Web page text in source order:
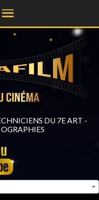
DU 7E ART -